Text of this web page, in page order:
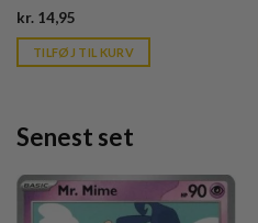
kr. 14,95
is:
kr. 39,95.
TILFØJ TIL KURV
Senest set